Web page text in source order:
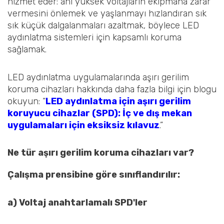
vermesini önlemek ve yaşlanmayı hızlandıran sık
sık küçük dalgalanmaları azaltmak, böylece LED
aydınlatma sistemleri için kapsamlı koruma
sağlamak.
LED aydınlatma uygulamalarında aşırı gerilim
koruma cihazları hakkında daha fazla bilgi için blogu
okuyun: “LED aydınlatma için aşırı gerilim
koruyucu cihazlar (SPD): İç ve dış mekan
uygulamaları için eksiksiz kılavuz.”
Ne tür aşırı gerilim koruma cihazları var?
Çalışma prensibine göre sınıflandırılır:
a) Voltaj anahtarlamalı SPD'ler